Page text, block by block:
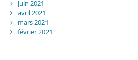
juin 2021
avril 2021
mars 2021
février 2021